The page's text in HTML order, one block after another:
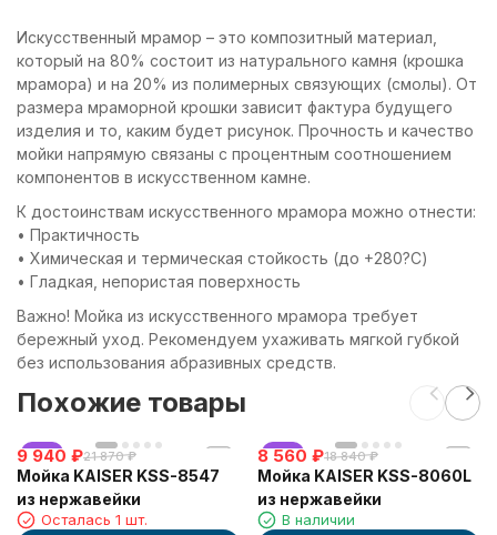
Искусственный мрамор – это композитный материал,
который на 80% состоит из натурального камня (крошка
мрамора) и на 20% из полимерных связующих (смолы). От
размера мраморной крошки зависит фактура будущего
изделия и то, каким будет рисунок. Прочность и качество
мойки напрямую связаны с процентным соотношением
компонентов в искусственном камне.
К достоинствам искусственного мрамора можно отнести:
• Практичность
• Химическая и термическая стойкость (до +280?С)
• Гладкая, непористая поверхность
Важно! Мойка из искусственного мрамора требует
бережный уход. Рекомендуем ухаживать мягкой губкой
без использования абразивных средств.
Похожие товары
хит
9 940 ₽21 870 ₽
Мойка KAISER KSS-8547
из нержавейки
Осталась 1 шт.
хит
8 560 ₽18 840 ₽
Мойка KAISER KSS-8060L
из нержавейки
В наличии